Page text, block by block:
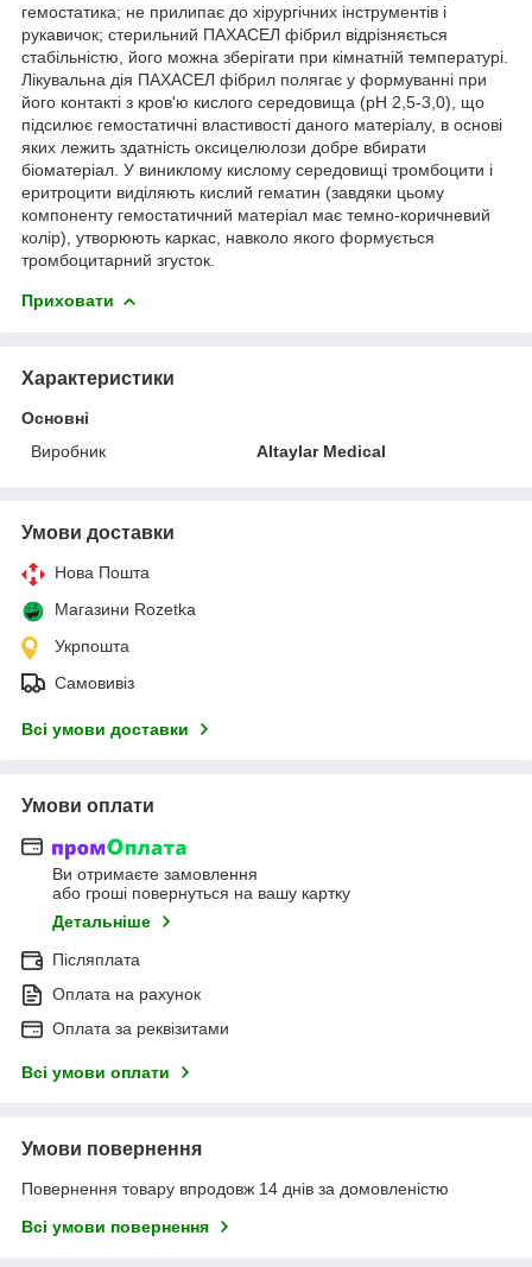
гемостатика; не прилипає до хірургічних інструментів і
рукавичок; стерильний ПАХАСЕЛ фібрил відрізняється
стабільністю, його можна зберігати при кімнатній температурі.
Лікувальна дія ПАХАСЕЛ фібрил полягає у формуванні при
його контакті з кров'ю кислого середовища (pH 2,5-3,0), що
підсилює гемостатичні властивості даного матеріалу, в основі
яких лежить здатність оксицелюлози добре вбирати
біоматеріал. У виниклому кислому середовищі тромбоцити і
еритроцити виділяють кислий гематин (завдяки цьому
компоненту гемостатичний матеріал має темно-коричневий
колір), утворюють каркас, навколо якого формується
тромбоцитарний згусток.
Приховати
Характеристики
Основні
Виробник
Altaylar Medical
Умови доставки
Нова Пошта
Магазини Rozetka
Укрпошта
Самовивіз
Всі умови доставки
Умови оплати
Ви отримаєте замовлення
або гроші повернуться на вашу картку
Детальніше
Післяплата
Оплата на рахунок
Оплата за реквізитами
Всі умови оплати
Умови повернення
Повернення товару впродовж 14 днів за домовленістю
Всі умови повернення